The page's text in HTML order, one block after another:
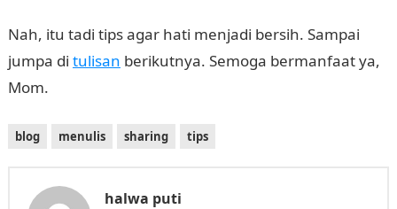
Nah, itu tadi tips agar hati menjadi bersih. Sampai
jumpa di tulisan berikutnya. Semoga bermanfaat ya,
Mom.
blog menulis sharing tips
halwa puti